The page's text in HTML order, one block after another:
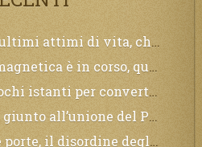
chi si vuole salvare Mi chiami in suo aiuto.
patirà. Il black out non tarderà ad arrivare e tutta la Terra sarà oscurata.
la sciagura arriverà all’improvviso e per chi non si sarà preparato saranno dolori.
con il figlio, non avete che da attendere pochissimo.
urlerà perdono, ma sarà troppo tardi, il tradimento è stato grande!